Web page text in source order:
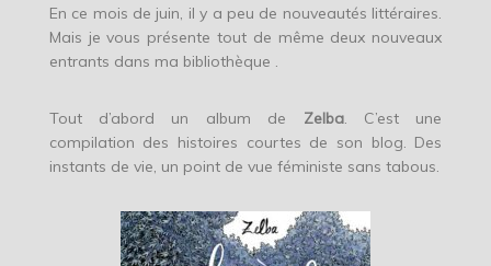
En ce mois de juin, il y a peu de nouveautés littéraires.
Mais je vous présente tout de même deux nouveaux
entrants dans ma bibliothèque .
Tout d’abord un album de Zelba. C’est une
compilation des histoires courtes de son blog. Des
instants de vie, un point de vue féministe sans tabous.